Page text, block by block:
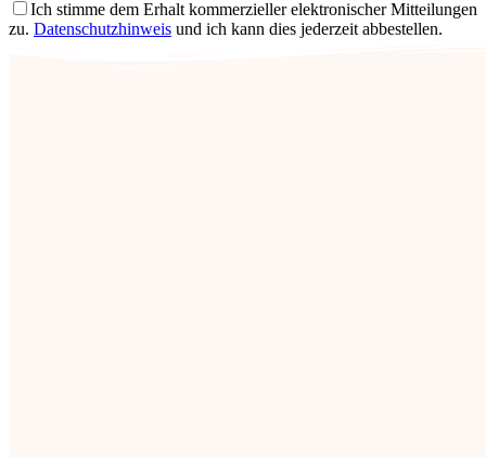
Ich stimme dem Erhalt kommerzieller elektronischer Mitteilungen
zu. Datenschutzhinweis und ich kann dies jederzeit abbestellen.